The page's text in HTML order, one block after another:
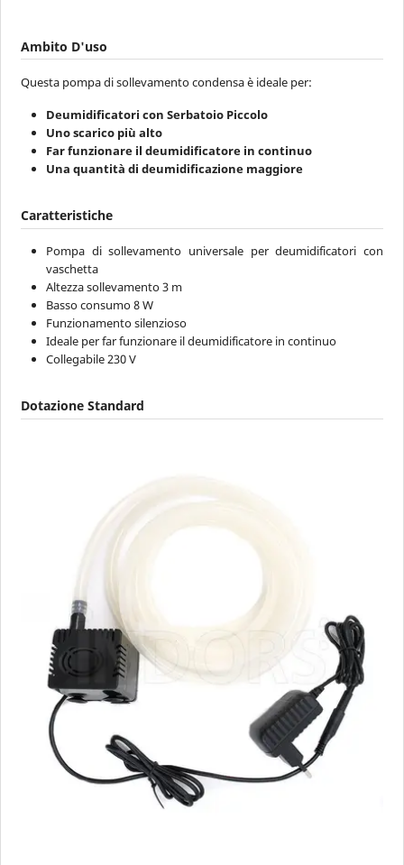
Ambito D'uso
Questa pompa di sollevamento condensa è ideale per:
Deumidificatori con Serbatoio Piccolo
Uno scarico più alto
Far funzionare il deumidificatore in continuo
Una quantità di deumidificazione maggiore
Caratteristiche
Pompa di sollevamento universale per deumidificatori con
vaschetta
Altezza sollevamento 3 m
Basso consumo 8 W
Funzionamento silenzioso
Ideale per far funzionare il deumidificatore in continuo
Collegabile 230 V
Dotazione Standard